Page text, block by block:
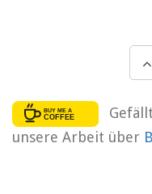
unsere Arbeit über